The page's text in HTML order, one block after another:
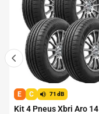
E C 71dB
Kit 4 Pneus Xbri Aro 14